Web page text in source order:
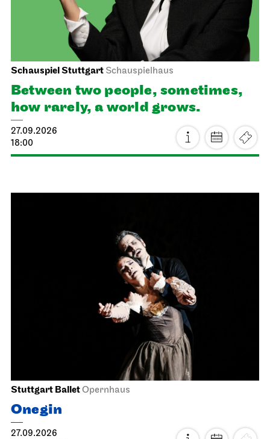
Schauspiel Stuttgart Schauspielhaus
Between two people, sometimes,
how rarely, a world grows.
27.09.2026
18:00
Stuttgart BalletOpernhaus
Onegin
27.09.2026